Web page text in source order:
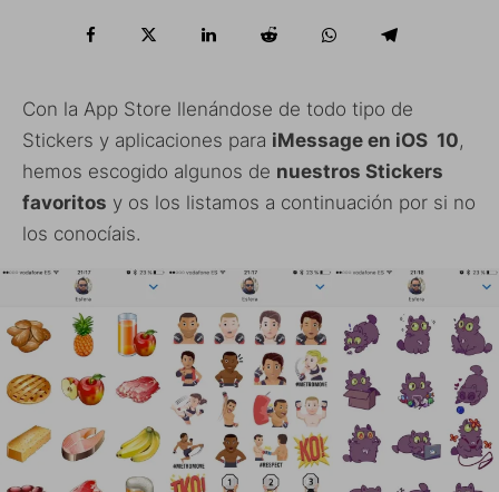
Con la App Store llenándose de todo tipo de
Stickers y aplicaciones para iMessage en iOS 10,
hemos escogido algunos de nuestros Stickers
favoritos y os los listamos a continuación por si no
los conocíais.